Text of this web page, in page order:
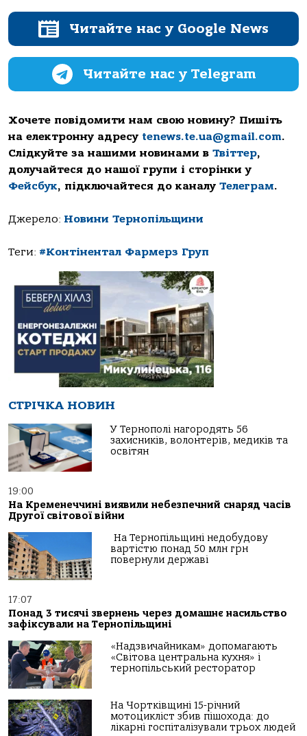
Читайте нас у Google News
Читайте нас у Telegram
Хочете повідомити нам свою новину? Пишіть
на електронну адресу tenews.te.ua@gmail.com.
Слідкуйте за нашими новинами в Твіттер,
долучайтеся до нашої групи і сторінки у
Фейсбук, підключайтеся до каналу Телеграм.
Джерело: Новини Тернопільщини
Теги: #Контінентал Фармерз Груп
СТРІЧКА НОВИН
У Тернополі нагородять 56
захисників, волонтерів, медиків та
освітян
19:00
На Кременеччині виявили небезпечний снаряд часів
Другої світової війни
На Тернопільщині недобудову
вартістю понад 50 млн грн
повернули державі
17:07
Понад 3 тисячі звернень через домашнє насильство
зафіксували на Тернопільщині
«Надзвичайникам» допомагають
«Світова центральна кухня» і
тернопільський ресторатор
На Чортківщині 15-річний
мотоцикліст збив пішохода: до
лікарні госпіталізували трьох людей